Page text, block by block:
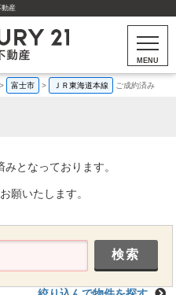
動産
MENU
> 富士市 > ＪＲ東海道本線 ご成約済み
となっております。
願いたします。